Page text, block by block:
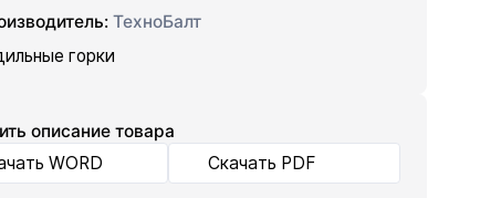
ТехноБалт
горки
описание товара
WORD
Скачать PDF